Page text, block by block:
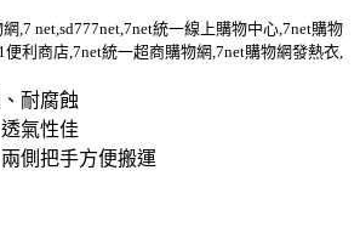
,7 net,sd777net,7net統一線上購物中心,7net購物
利商店,7net統一超商購物網,7net購物網發熱衣,
耐腐蝕
氣性佳
側把手方便搬運